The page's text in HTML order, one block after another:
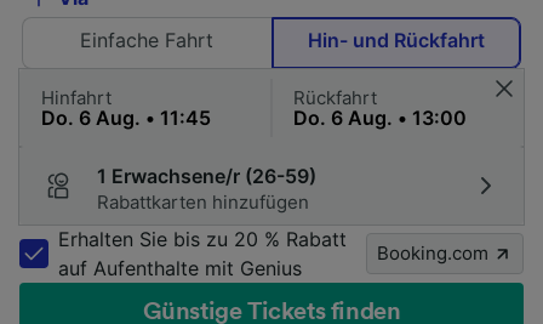
Einfache Fahrt
Hin- und Rückfahrt
Hinfahrt Rückfahrt
1 Erwachsene/r (26-59)
Rabattkarten hinzufügen
Erhalten Sie bis zu 20 % Rabatt
auf Aufenthalte mit Genius
Booking.com
Günstige Tickets finden